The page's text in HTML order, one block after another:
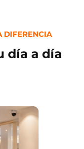
DIFERENCIA
día a día